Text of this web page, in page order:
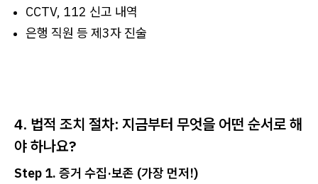
CCTV, 112 신고 내역
은행 직원 등 제3자 진술
4. 법적 조치 절차: 지금부터 무엇을 어떤 순서로 해
야 하나요?
Step 1. 증거 수집·보존 (가장 먼저!)